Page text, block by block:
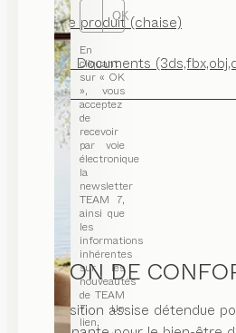
OK
En
cliquant
sur « OK
», vous
acceptez
de
recevoir
par voie
électronique
la
newsletter
TEAM 7,
ainsi que
les
informations
inhérentes
sur les
nouveautés
de TEAM
7. Un
lien,
Fiche produit (chaise)
CAD Documents
COCON DE
Une position assise détendue